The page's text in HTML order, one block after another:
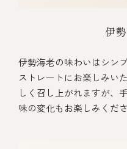
伊
伊勢海老の味わいはシン
ストレートにお楽しみい
しく召し上がれますが、
味の変化もお楽しみくださ